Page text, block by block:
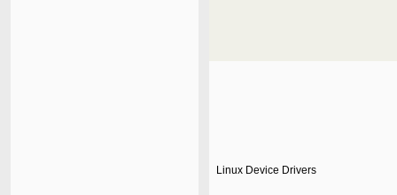
Linux Device Drivers